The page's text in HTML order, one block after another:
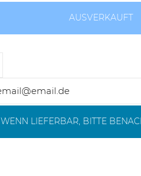
AUSVERKAUFT
WENN LIEFERBAR, BITTE